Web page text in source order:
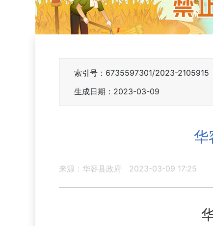
索引号：6735597301/2023-2105915
生成日期：2023-03-09
华
来源：华容县政府 2023-03-09 17:25